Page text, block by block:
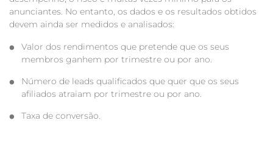
anunciantes. No entanto, os dados e os resultados obtidos
devem ainda ser medidos e analisados:
Valor dos rendimentos que pretende que os seus
membros ganhem por trimestre ou por ano.
Número de leads qualificados que quer que os seus
afiliados atraiam por trimestre ou por ano.
Taxa de conversão.